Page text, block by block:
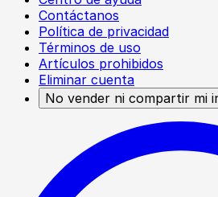
Contáctanos
Política de privacidad
Términos de uso
Artículos prohibidos
Eliminar cuenta
No vender ni compartir mi